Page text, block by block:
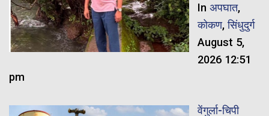
In अपघात,
कोकण,सिंधुदुर्ग
August 5,
2026 12:51
pm
वेंगुर्ला-चिपी